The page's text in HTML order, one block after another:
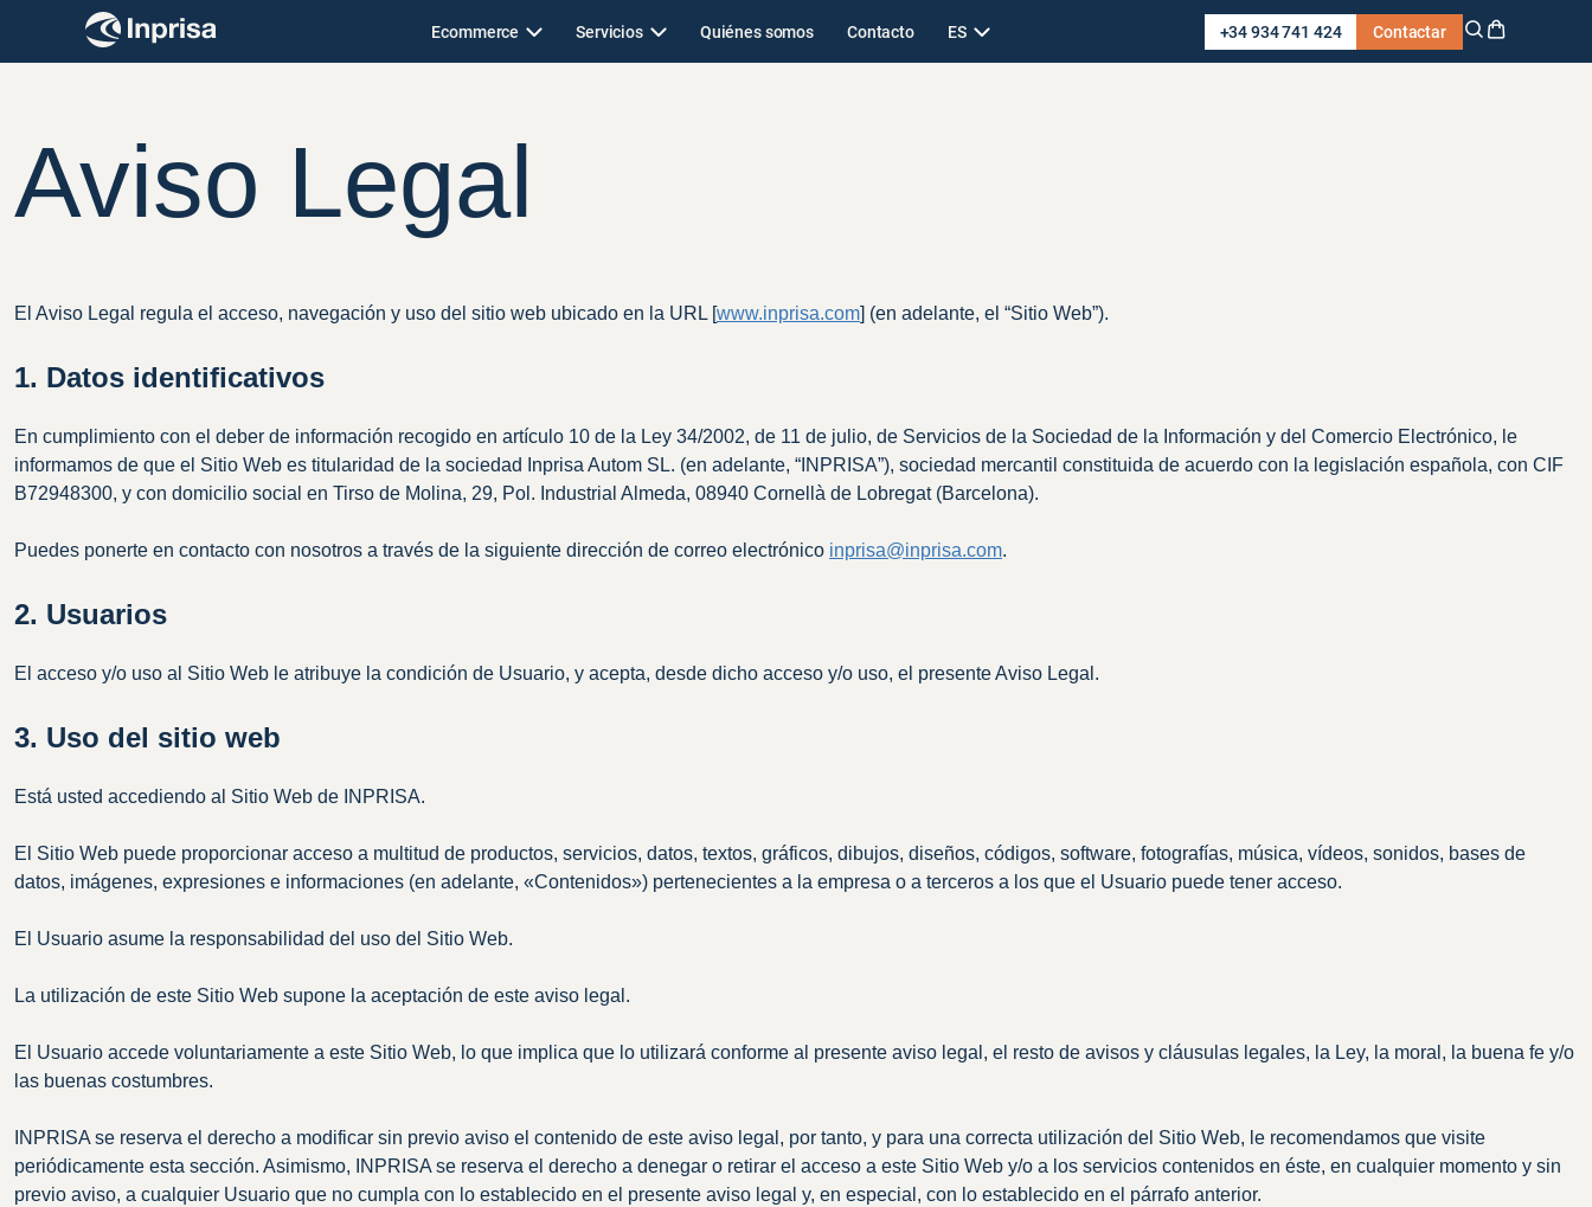
content
Ecommerce Servicios Quiénes somos Contacto ES +34 934 741 424 Contactar
Aviso Legal
El Aviso Legal regula el acceso, navegación y uso del sitio web ubicado en la URL [www.inprisa.com] (en adelante, el “Sitio Web”).
1. Datos identificativos
En cumplimiento con el deber de información recogido en artículo 10 de la Ley 34/2002, de 11 de julio, de Servicios de la Sociedad de la Información y del Comercio Electrónico, le
informamos de que el Sitio Web es titularidad de la sociedad Inprisa Autom SL. (en adelante, “INPRISA”), sociedad mercantil constituida de acuerdo con la legislación española, con CIF
B72948300, y con domicilio social en Tirso de Molina, 29, Pol. Industrial Almeda, 08940 Cornellà de Lobregat (Barcelona).
Puedes ponerte en contacto con nosotros a través de la siguiente dirección de correo electrónico inprisa@inprisa.com.
2. Usuarios
El acceso y/o uso al Sitio Web le atribuye la condición de Usuario, y acepta, desde dicho acceso y/o uso, el presente Aviso Legal.
3. Uso del sitio web
Está usted accediendo al Sitio Web de INPRISA.
El Sitio Web puede proporcionar acceso a multitud de productos, servicios, datos, textos, gráficos, dibujos, diseños, códigos, software, fotografías, música, vídeos, sonidos, bases de
datos, imágenes, expresiones e informaciones (en adelante, «Contenidos») pertenecientes a la empresa o a terceros a los que el Usuario puede tener acceso.
El Usuario asume la responsabilidad del uso del Sitio Web.
La utilización de este Sitio Web supone la aceptación de este aviso legal.
El Usuario accede voluntariamente a este Sitio Web, lo que implica que lo utilizará conforme al presente aviso legal, el resto de avisos y cláusulas legales, la Ley, la moral, la buena fe y/o
las buenas costumbres.
INPRISA se reserva el derecho a modificar sin previo aviso el contenido de este aviso legal, por tanto, y para una correcta utilización del Sitio Web, le recomendamos que visite
periódicamente esta sección. Asimismo, INPRISA se reserva el derecho a denegar o retirar el acceso a este Sitio Web y/o a los servicios contenidos en éste, en cualquier momento y sin
previo aviso, a cualquier Usuario que no cumpla con lo establecido en el presente aviso legal y, en especial, con lo establecido en el párrafo anterior.